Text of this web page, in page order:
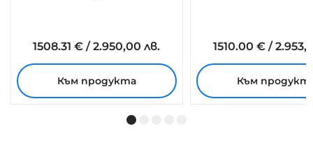
1508.31 € /2.950,00 лв.
Към продукта
1510.00 €/
Към